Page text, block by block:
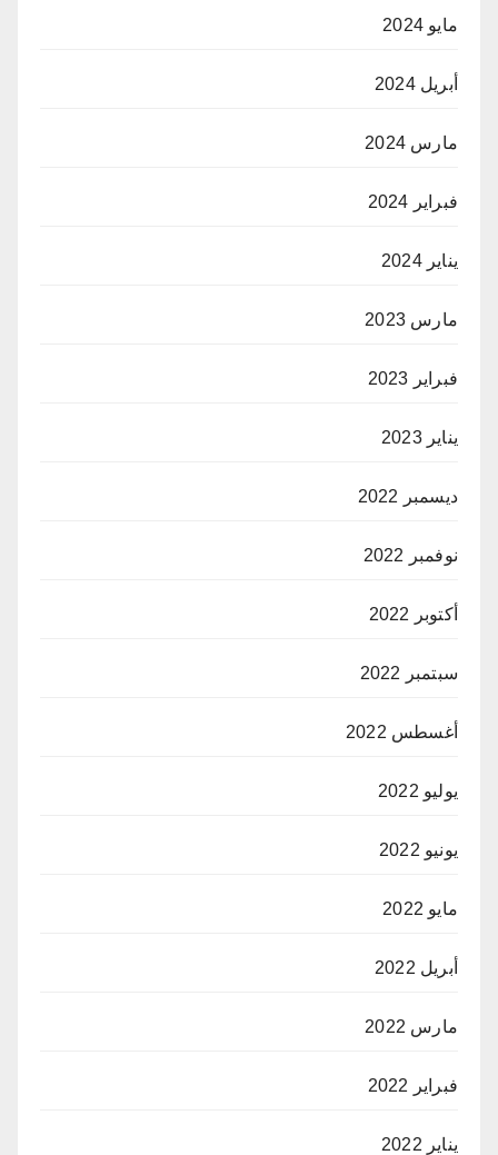
مايو 2024
أبريل 2024
مارس 2024
فبراير 2024
يناير 2024
مارس 2023
فبراير 2023
يناير 2023
ديسمبر 2022
نوفمبر 2022
أكتوبر 2022
سبتمبر 2022
أغسطس 2022
يوليو 2022
يونيو 2022
مايو 2022
أبريل 2022
مارس 2022
فبراير 2022
يناير 2022